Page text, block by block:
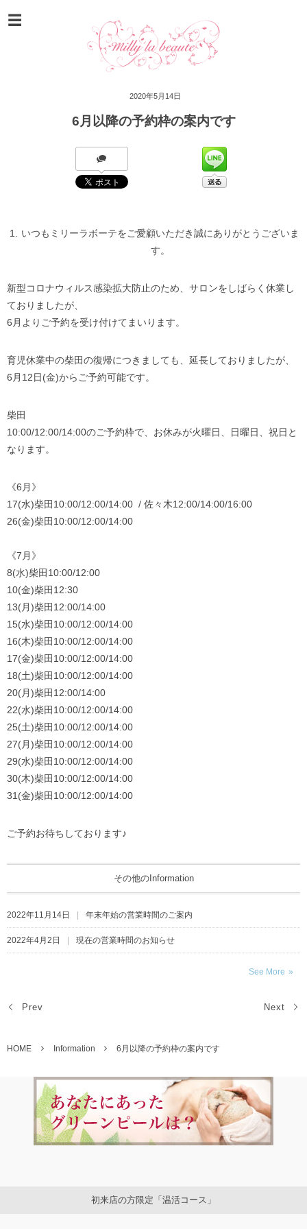
2020年5月14日
6月以降の予約枠の案内です
いつもミリーラボーテをご愛顧いただき誠にありがとうございま
す。
新型コロナウィルス感染拡大防止のため、サロンをしばらく休業し
ておりましたが、
6月よりご予約を受け付けてまいります。
育児休業中の柴田の復帰につきましても、延長しておりましたが、
6月12日(金)からご予約可能です。
柴田
10:00/12:00/14:00のご予約枠で、お休みが火曜日、日曜日、祝日と
なります。
《6月》
17(水)柴田10:00/12:00/14:00 / 佐々木12:00/14:00/16:00
26(金)柴田10:00/12:00/14:00
《7月》
8(水)柴田10:00/12:00
10(金)柴田12:30
13(月)柴田12:00/14:00
15(水)柴田10:00/12:00/14:00
16(木)柴田10:00/12:00/14:00
17(金)柴田10:00/12:00/14:00
18(土)柴田10:00/12:00/14:00
20(月)柴田12:00/14:00
22(水)柴田10:00/12:00/14:00
25(土)柴田10:00/12:00/14:00
27(月)柴田10:00/12:00/14:00
29(水)柴田10:00/12:00/14:00
30(木)柴田10:00/12:00/14:00
31(金)柴田10:00/12:00/14:00
ご予約お待ちしております♪
その他のInformation
2022年11月14日 年末年始の営業時間のご案内
2022年4月2日 現在の営業時間のお知らせ
See More
Prev Next
HOME Information 6月以降の予約枠の案内です
初来店の方限定「温活コース」